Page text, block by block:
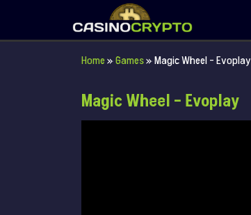
Home»Games»Magic Wheel – Evoplay
Magic Wheel – Evoplay